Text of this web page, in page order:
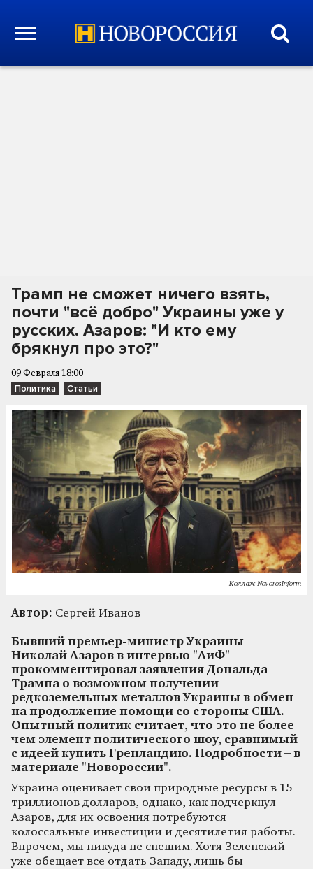
Трамп не сможет ничего взять,
почти "всё добро" Украины уже у
русских. Азаров: "И кто ему
брякнул про это?"
09 Февраля 18:00
Политика Статьи
Коллаж NovorosInform
Автор: Сергей Иванов
Бывший премьер-министр Украины
Николай Азаров в интервью "АиФ"
прокомментировал заявления Дональда
Трампа о возможном получении
редкоземельных металлов Украины в обмен
на продолжение помощи со стороны США.
Опытный политик считает, что это не более
чем элемент политического шоу, сравнимый
с идеей купить Гренландию. Подробности – в
материале "Новороссии".
Украина оценивает свои природные ресурсы в 15
триллионов долларов, однако, как подчеркнул
Азаров, для их освоения потребуются
колоссальные инвестиции и десятилетия работы.
Впрочем, мы никуда не спешим. Хотя Зеленский
уже обещает все отдать Западу, лишь бы